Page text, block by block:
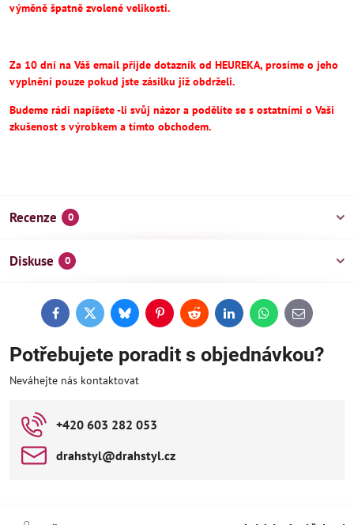
výměně špatně zvolené velikosti.
Za 10 dní na Váš email přijde dotazník od HEUREKA, prosíme o jeho
vyplnění pouze pokud jste zásilku již obdrželi.
Budeme rádi napíšete -li svůj názor a podělíte se s ostatními o Vaši
zkušenost s výrobkem a tímto obchodem.
Recenze 0
Diskuse 0
FacebookTwitterBlueskyPinterestReddit LinkedInWhatsApp
E-
mail
Potřebujete poradit s objednávkou?
Neváhejte nás kontaktovat
+420 603 282 053
drahstyl​@drahstyl​.cz